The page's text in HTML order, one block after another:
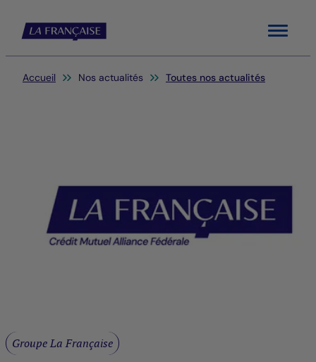
Menu
Vous êtes ici:
Accueil Nos actualités Toutes nos actualités
Groupe La Française